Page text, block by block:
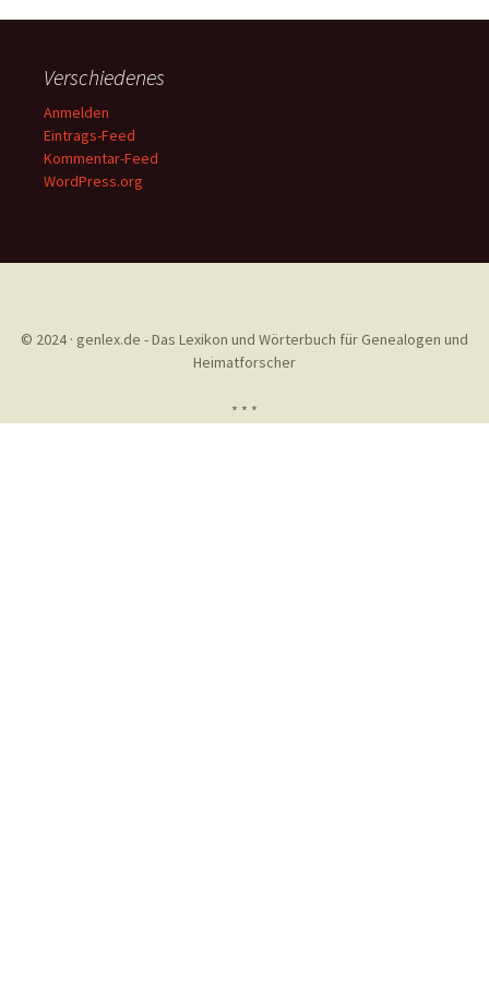
Verschiedenes
Anmelden
Eintrags-Feed
Kommentar-Feed
WordPress.org
© 2024 · genlex.de - Das Lexikon und Wörterbuch für Genealogen und
Heimatforscher
* * *